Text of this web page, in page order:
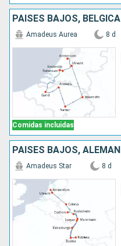
PAISES BAJOS, BÉLGICA
Comidas incluidas
Amadeus Aurea 8 d
Amadeus Star 8 d